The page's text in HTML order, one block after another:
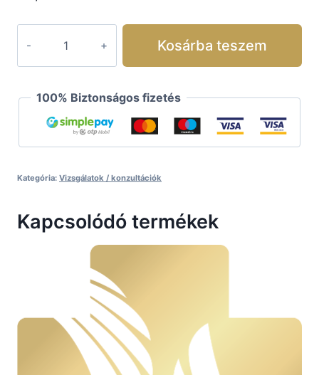
Kosárba teszem
100% Biztonságos fizetés
Kategória: Vizsgálatok / konzultációk
Kapcsolódó termékek